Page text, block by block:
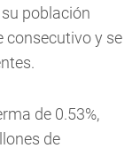
población
consecutivo y se
de 0.53%,
de